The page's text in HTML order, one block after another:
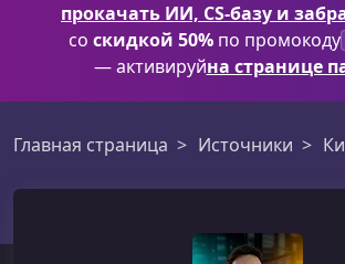
прокачать ИИ, CS-базу и
со скидкой 50% по промокоду
— активируйна странице
Главная страница Источники